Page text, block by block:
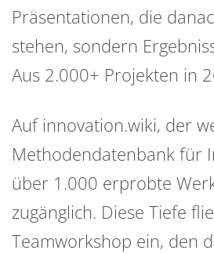
Präsentationen, die
stehen, sondern
Aus 2.000+ Projekten in
Auf innovation.wiki, der
Methodendatenbank für
über 1.000 erprobte
zugänglich. Diese Tiefe
Teamworkshop ein, den